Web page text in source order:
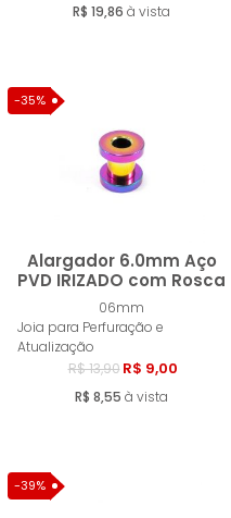
R$ 19,86 à vista
-35%
Alargador 6.0mm Aço
PVD IRIZADO com Rosca
06mm
Joia para Perfuração e
Atualização
R$ 13,90 R$ 9,00
R$ 8,55 à vista
Comprar
-39%